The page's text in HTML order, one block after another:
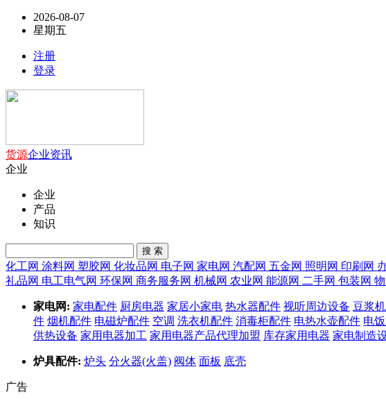
2026-08-07
星期五
注册
登录
货源企业资讯
企业
企业
产品
知识
搜 索
化工网 涂料网 塑胶网 化妆品网 电子网 家电网 汽配网 五金网 照明网 印刷网
礼品网 电工电气网 环保网 商务服务网 机械网 农业网 能源网 二手网 包装网
家电网: 家电配件 厨房电器 家居小家电 热水器配件 视听周边设备 豆浆
件 烟机配件 电磁炉配件 空调 洗衣机配件 消毒柜配件 电热水壶配件 电
供热设备 家用电器加工 家用电器产品代理加盟 库存家用电器 家电制造
炉具配件: 炉头 分火器(火盖) 阀体 面板 底壳
广告